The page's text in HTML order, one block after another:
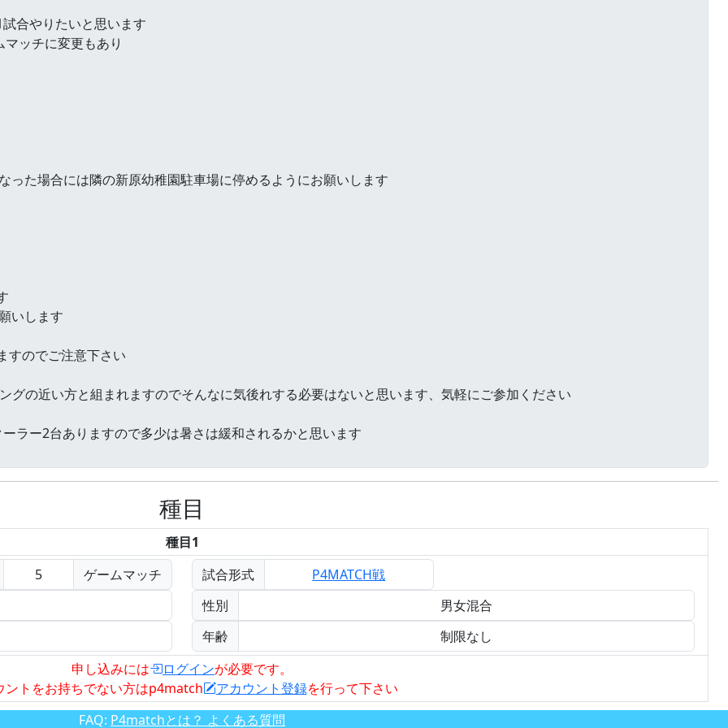
種目
種目1
5
ゲームマッチ 試合形式
P4MATCH戦
性別
男女混合
年齢
制限なし
申し込みには
ログインが必要です。
ントをお持ちでない方はp4match
アカウント登録を行って下さい
FAQ: P4matchとは？ よくある質問